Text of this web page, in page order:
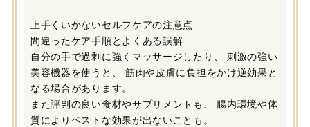
上手くいかないセルフケアの注意点
間違ったケア手順とよくある誤解
自分の手で過剰に強くマッサージしたり、 刺激の強い
美容機器を使うと、 筋肉や皮膚に負担をかけ逆効果と
なる場合があります。
また評判の良い食材やサプリメントも、 腸内環境や体
質によりベストな効果が出ないことも。